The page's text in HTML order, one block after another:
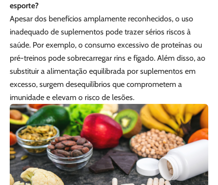
esporte?
Apesar dos benefícios amplamente reconhecidos, o uso
inadequado de suplementos pode trazer sérios riscos à
saúde. Por exemplo, o consumo excessivo de proteínas ou
pré-treinos pode sobrecarregar rins e fígado. Além disso, ao
substituir a alimentação equilibrada por suplementos em
excesso, surgem desequilíbrios que comprometem a
imunidade e elevam o risco de lesões.